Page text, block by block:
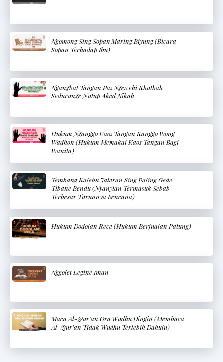
Ngomong Sing Sopan Maring Biyung (Bicara
Sopan Terhadap Ibu)
Ngangkat Tangan Pas Ngewehi Khutbah
Sedurunge Nutup Akad Nikah
Hukum Nganggo Kaos Tangan Kanggo Wong
Wadhon (Hukum Memakai Kaos Tangan Bagi
Wanita)
Tembang Kalebu Jalaran Sing Paling Gede
Tibane Bendu (Nyanyian Termasuk Sebab
Terbesar Turunnya Bencana)
Hukum Dodolan Reca (Hukum Berjualan Patung)
Nggolet Legine Iman
Maca Al-Qur’an Ora Wudhu Dingin (Membaca
Al-Qur’an Tidak Wudhu Terlebih Dahulu)